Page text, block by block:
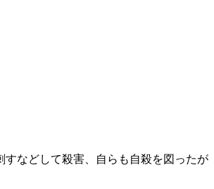
などして殺害、自らも自殺を図ったが